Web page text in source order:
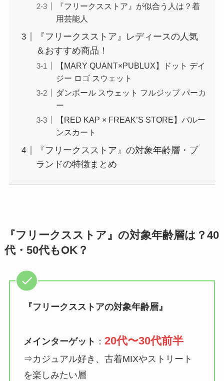
『フリークスストア』が似合う人は？着
用芸能人
『フリークスストア』レディースの人気
＆おすすめ商品！
【MARY QUANT×PUBLUX】ドット デイ
ジー ロゴ スウェット
ダンボール スウェット フルジップ パーカ
ー
【RED KAP × FREAK’S STORE】バルー
ンスカート
『フリークスストア』の対象年齢層・ブ
ランドの特徴まとめ
『フリークスストア』の対象年齢層は？40
代・50代もOK？
『フリークスストアの対象年齢層』
メインターゲット ： 20代〜30代前半
⇒カジュアル好き、古着MIXやストリート
を楽しみたい層